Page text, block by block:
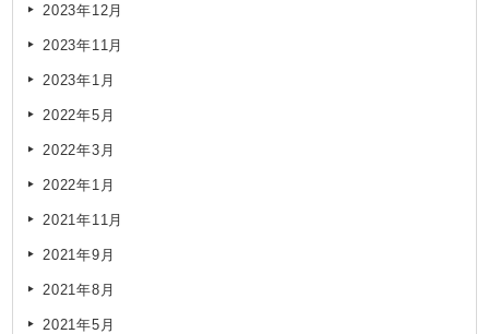
2023年12月
2023年11月
2023年1月
2022年5月
2022年3月
2022年1月
2021年11月
2021年9月
2021年8月
2021年5月